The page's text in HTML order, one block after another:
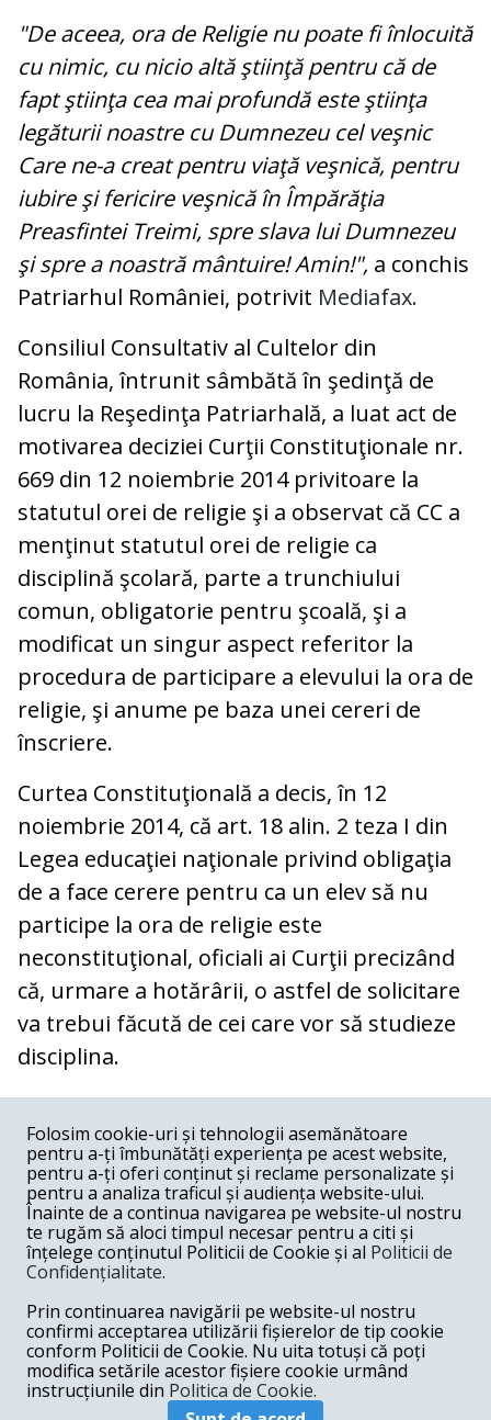
"De aceea, ora de Religie nu poate fi înlocuită
cu nimic, cu nicio altă ştiinţă pentru că de
fapt ştiinţa cea mai profundă este ştiinţa
legăturii noastre cu Dumnezeu cel veşnic
Care ne-a creat pentru viaţă veşnică, pentru
iubire şi fericire veşnică în Împărăţia
Preasfintei Treimi, spre slava lui Dumnezeu
şi spre a noastră mântuire! Amin!", a conchis
Patriarhul României, potrivit Mediafax.
Consiliul Consultativ al Cultelor din
România, întrunit sâmbătă în şedinţă de
lucru la Reşedinţa Patriarhală, a luat act de
motivarea deciziei Curţii Constituţionale nr.
669 din 12 noiembrie 2014 privitoare la
statutul orei de religie şi a observat că CC a
menţinut statutul orei de religie ca
disciplină şcolară, parte a trunchiului
comun, obligatorie pentru şcoală, şi a
modificat un singur aspect referitor la
procedura de participare a elevului la ora de
religie, şi anume pe baza unei cereri de
înscriere.
Curtea Constituţională a decis, în 12
noiembrie 2014, că art. 18 alin. 2 teza I din
Legea educaţiei naţionale privind obligaţia
de a face cerere pentru ca un elev să nu
participe la ora de religie este
neconstituţional, oficiali ai Curţii precizând
că, urmare a hotărârii, o astfel de solicitare
va trebui făcută de cei care vor să studieze
disciplina.
COMENTARII
Nume
Email
Postează comentariu
Folosim cookie-uri și tehnologii asemănătoare
pentru a-ți îmbunătăți experiența pe acest website,
pentru a-ți oferi conținut și reclame personalizate și
pentru a analiza traficul și audiența website-ului.
Înainte de a continua navigarea pe website-ul nostru
te rugăm să aloci timpul necesar pentru a citi și
înțelege conținutul Politicii de Cookie și al Politicii de
Confidențialitate.
Prin continuarea navigării pe website-ul nostru
confirmi acceptarea utilizării fișierelor de tip cookie
conform Politicii de Cookie. Nu uita totuși că poți
modifica setările acestor fișiere cookie urmând
instrucțiunile din Politica de Cookie.